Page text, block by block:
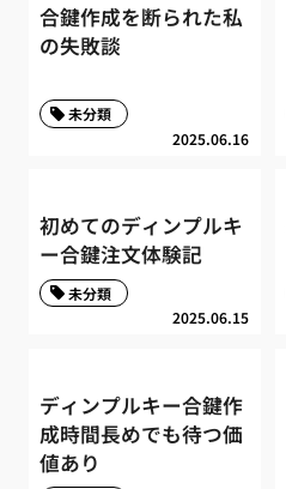
合鍵作成を断られた私
の失敗談
2025.06.16
未分類
初めてのディンプルキ
ー合鍵注文体験記
2025.06.15
未分類
ディンプルキー合鍵作
成時間長めでも待つ価
値あり